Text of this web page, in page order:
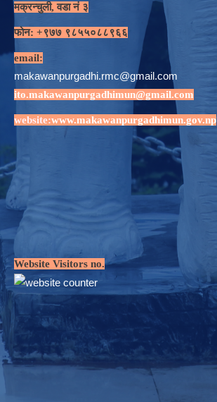
मक्रन्चुली, वडा नं ३
फोन: +९७७ ९८५५०८८९६६
email:
makawanpurgadhi.rmc@gmail.com
ito.makawanpurgadhimun@gmail.com
website:www.makawanpurgadhimun.gov.np
Website Visitors no.